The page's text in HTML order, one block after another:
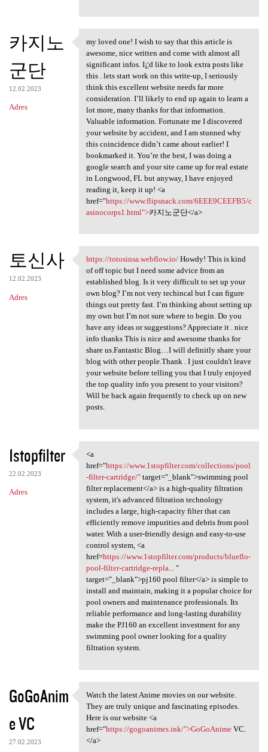
카지노
군단
12.02.2023
Adres
my loved one! I wish to say
my loved one! I wish to say that this article is
awesome, nice written and come with almost all
significant infos. I¡¦d like to look extra posts like
this . lets start work on this write-up, I seriously
think this excellent website needs far more
consideration. I’ll likely to end up again to learn a
lot more, many thanks for that information.
Valuable information. Fortunate me I discovered
your website by accident, and I am stunned why
this coincidence didn’t came about earlier! I
bookmarked it. You’re the best, I was doing a
google search and your site came up for real estate
in Longwood, FL but anyway, I have enjoyed
reading it, keep it up! <a
href="https://www.flipsnack.com/6EEE9CEEFB5/c
asinocorps1.html">카지노군단</a>
토신사
12.02.2023
Adres
https://totosinsa.webflow.io/
https://totosinsa.webflow.io/Howdy! This is kind
of off topic but I need some advice from an
established blog. Is it very difficult to set up your
own blog? I’m not very techincal but I can figure
things out pretty fast. I’m thinking about setting up
my own but I’m not sure where to begin. Do you
have any ideas or suggestions? Appreciate it . nice
info thanks This is nice and awesome thanks for
share us.Fantastic Blog…I will definitly share your
blog with other people.Thank . I just couldn't leave
your website before telling you that I truly enjoyed
the top quality info you present to your visitors?
Will be back again frequently to check up on new
posts.
1stopfilter
22.02.2023
Adres
<a href="https://www
<a
href="https://www.1stopfilter.com/collections/pool
-filter-cartridge/"target="_blank">swimming pool
filter replacement</a> is a high-quality filtration
system, it's advanced filtration technology
includes a large, high-capacity filter that can
efficiently remove impurities and debris from pool
water. With a user-friendly design and easy-to-use
control system, <a
href=https://www.1stopfilter.com/products/blueflo-
pool-filter-cartridge-repla...
"
target="_blank">pj160 pool filter</a> is simple to
install and maintain, making it a popular choice for
pool owners and maintenance professionals. Its
reliable performance and long-lasting durability
make the PJ160 an excellent investment for any
swimming pool owner looking for a quality
filtration system.
GoGoAnim
e VC
27.02.2023
Watch the latest Anime movies
Watch the latest Anime movies on our website.
They are truly unique and fascinating episodes.
Here is our website <a
href="https://gogoanimes.ink/">GoGoAnimeVC.
</a>